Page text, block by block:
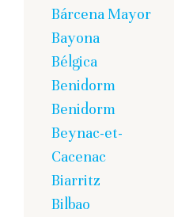
Bárcena Mayor
Bayona
Bélgica
Benidorm
Benidorm
Beynac-et-
Cacenac
Biarritz
Bilbao